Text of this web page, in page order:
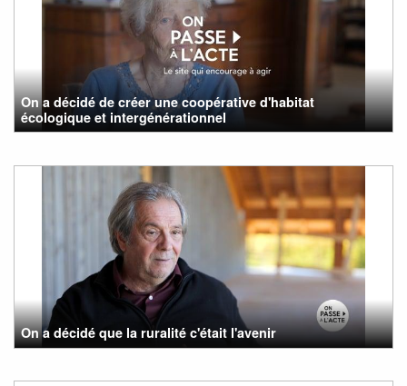
On a décidé de créer une coopérative d'habitat
écologique et intergénérationnel
On a décidé que la ruralité c'était l'avenir